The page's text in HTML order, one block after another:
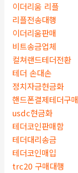
이더리움 리플
리플전송대행
이더리움판매
비트송금업체
컬쳐랜드테더전환
테더 손대손
정치자금현금화
핸드폰결제테더구매
usdc현금화
테더코인판매함
테더대리송금
테더코인매입
trc20 구매대행